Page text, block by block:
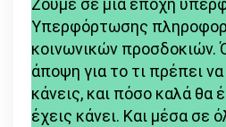
Καίγεται
Κάρφι
Ζούμε σε μια εποχή
Υπερφόρτωσης
κοινωνικών προσδοκιών.
άποψη για το τι πρέπει
κάνεις, και πόσο καλά θα
έχεις κάνει. Και μέσα σε